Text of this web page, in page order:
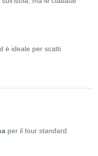
è ideale per scatti
per il tour standard.